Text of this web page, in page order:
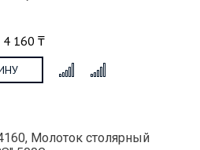
4 160 ₸